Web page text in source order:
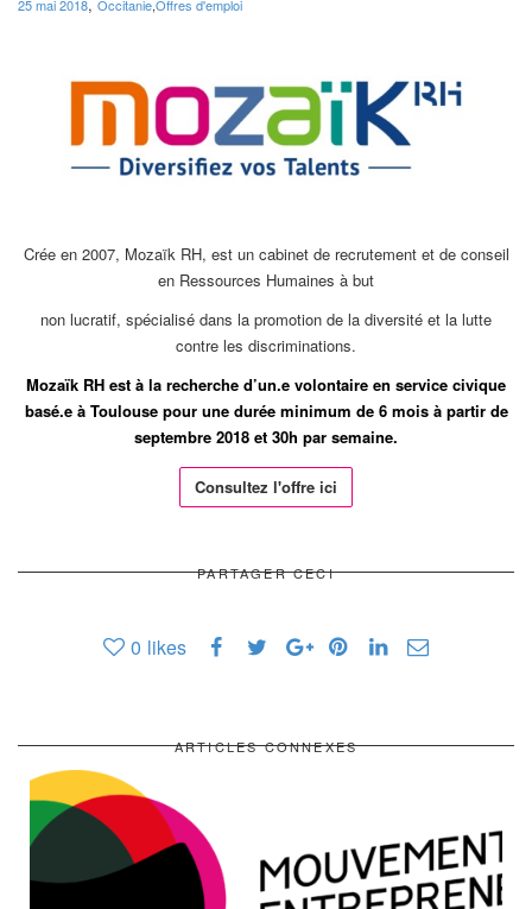
25 mai 2018 Occitanie,Offres d'emploi
Crée en 2007, Mozaïk RH, est un cabinet de recrutement et de conseil
en Ressources Humaines à but
non lucratif, spécialisé dans la promotion de la diversité et la lutte
contre les discriminations.
Mozaïk RH est à la recherche d’un.e volontaire en service civique
basé.e à Toulouse pour une durée minimum de 6 mois à partir de
septembre 2018 et 30h par semaine.
Consultez l'offre ici
PARTAGER CECI
0 likes
ARTICLES CONNEXES